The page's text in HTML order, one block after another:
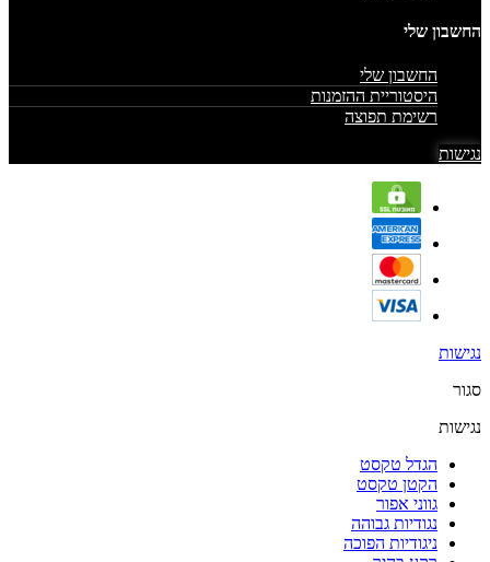
החשבון שלי
החשבון שלי
היסטוריית ההזמנות
רשימת תפוצה
נגישות
נגישות
סגור
נגישות
הגדל טקסט
הקטן טקסט
גווני אפור
נגודיות גבוהה
ניגודיות הפוכה